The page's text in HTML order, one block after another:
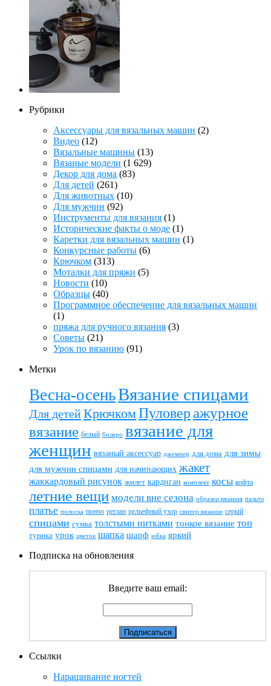
Рубрики
Аксессуары для вязальных машин (2)
Видео (12)
Вязальные машины (13)
Вязаные модели (1 629)
Декор для дома (83)
Для детей (261)
Для животных (10)
Для мужчин (92)
Инструменты для вязания (1)
Исторические факты о моде (1)
Каретки для вязальных машин (1)
Конкурсные работы (6)
Крючком (313)
Моталки для пряжи (5)
Новости (10)
Образцы (40)
Программное обеспечение для вязальных машин
(1)
пряжа для ручного вязания (3)
Советы (21)
Урок по вязанию (91)
Метки
Весна-осеньВязание спицами
Для детейКрючкомПуловер ажурное
вязание белый болеро вязание для
женщин вязаный аксессуар джемпер для дома для зимы
для мужчин спицами для начинающих жакет
жаккардовый рисунок жилет кардиган комплект косы кофта
летние вещи модели вне сезона образец вязания пальто
платье полоска пончо реглан рельефный узор свитер вязание серый
спицами сумка толстыми нитками тонкое вязание топ
туника урок цветок шапка шарф юбка яркий
Подписка на обновления
Введите ваш email:
Ссылки
Наращивание ногтей